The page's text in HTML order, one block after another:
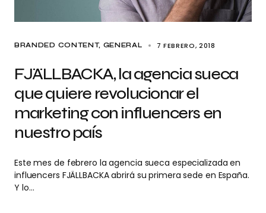
BRANDED CONTENT GENERAL 7 FEBRERO, 2018
FJÄLLBACKA, la agencia sueca
que quiere revolucionar el
marketing con influencers en
nuestro país
Este mes de febrero la agencia sueca especializada en
influencers FJÄLLBACKA abrirá su primera sede en España.
Y lo…